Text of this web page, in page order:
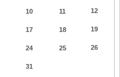
10 11 12
17 18 19
24 25 26
31